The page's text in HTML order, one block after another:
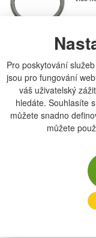
Pro poskytování
jsou pro fungování
váš uživatelský
hledáte. Souhlasíte
můžete snadno
můžete
5 ks